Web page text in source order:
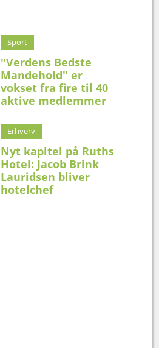
Sport
"Verdens Bedste
Mandehold" er
vokset fra fire til 40
aktive medlemmer
Erhverv
Nyt kapitel på Ruths
Hotel: Jacob Brink
Lauridsen bliver
hotelchef